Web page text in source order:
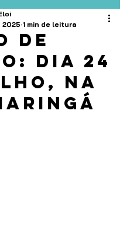
de
dia 24
na
2025 1 min de leitura